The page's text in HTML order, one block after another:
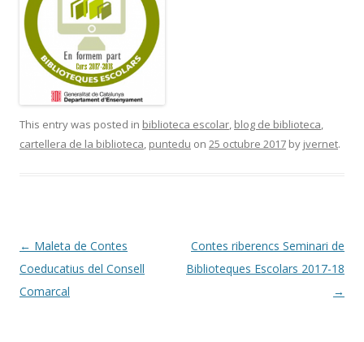
This entry was posted in biblioteca escolar, blog de biblioteca,
cartellera de la biblioteca, puntedu on 25 octubre 2017 by jvernet.
Post
navigation
← Maleta de Contes
Coeducatius del Consell
Comarcal
Contes riberencs Seminari de
Biblioteques Escolars 2017-18
→